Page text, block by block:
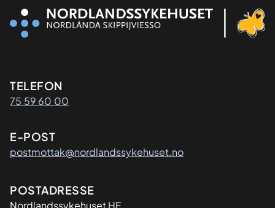
Kontaktinformasjon
TELEFON
75 59 60 00
E-POST
postmottak@nordlandssykehuset.no
Adresse
POSTADRESSE
Nordlandssykehuset HF